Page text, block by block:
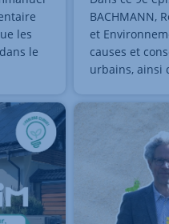
les
le
BACHMANN,
et
causes et
urbains, ainsi